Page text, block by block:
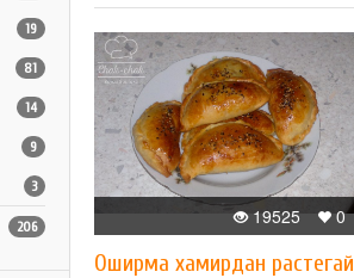
19
81
14
9
3
206 0
19525
Оширма хамирдан растегай